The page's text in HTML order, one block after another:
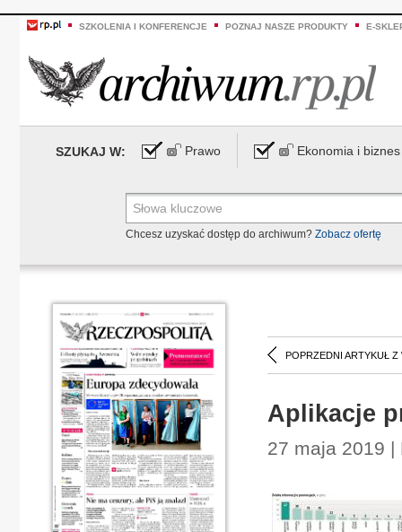
SZKOLENIA I KONFERENCJE POZNAJ NASZE PRODUKTY E-
SZUKAJ W: Prawo Ekonomia i biznes
Chcesz uzyskać dostęp do archiwum? Zobacz ofertę
POPRZEDNI ARTYKUŁ Z
Aplikacje
27 maja 2019 |